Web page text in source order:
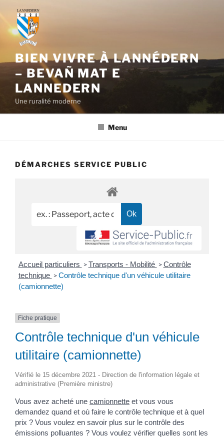
contenu
principal
BIEN VIVRE À LANNÉDERN
– BEVAÑ MAT E
LANNEDERN
Une ruralité moderne
Menu
DÉMARCHES SERVICE PUBLIC
Accueil particuliers > Transports - Mobilité > Contrôle
technique > Contrôle technique d'un véhicule utilitaire
(camionnette)
Fiche pratique
Contrôle technique d'un véhicule
utilitaire (camionnette)
Vérifié le 15 décembre 2021 - Direction de l'information légale et
administrative (Première ministre)
Vous avez acheté une camionnette et vous vous
demandez quand et où faire le contrôle technique et à quel
prix ? Vous voulez en savoir plus sur le contrôle des
émissions polluantes ? Vous voulez vérifier quelles sont les